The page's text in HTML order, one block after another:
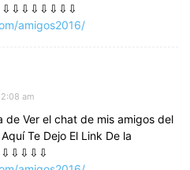
⇩⇩⇩⇩⇩⇩⇩⇩
amigos2016/
am
de Ver el chat de mis amigos del
Te Dejo El Link De la